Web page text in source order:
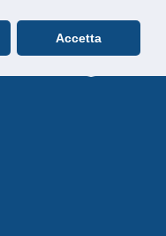
Accetta